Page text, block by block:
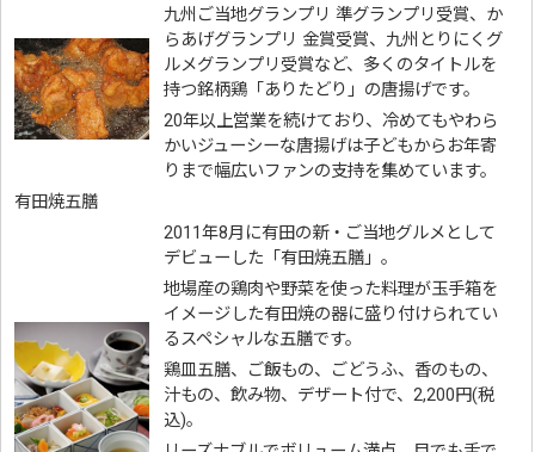
九州ご当地グランプリ 準グランプリ受賞、か
らあげグランプリ 金賞受賞、九州とりにくグ
ルメグランプリ受賞など、多くのタイトルを
持つ銘柄鶏「ありたどり」の唐揚げです。
20年以上営業を続けており、冷めてもやわら
かいジューシーな唐揚げは子どもからお年寄
りまで幅広いファンの支持を集めています。
有田焼五膳
2011年8月に有田の新・ご当地グルメとして
デビューした「有田焼五膳」。
地場産の鶏肉や野菜を使った料理が玉手箱を
イメージした有田焼の器に盛り付けられてい
るスペシャルな五膳です。
鶏皿五膳、ご飯もの、ごどうふ、香のもの、
汁もの、飲み物、デザート付で、2,200円(税
込)。